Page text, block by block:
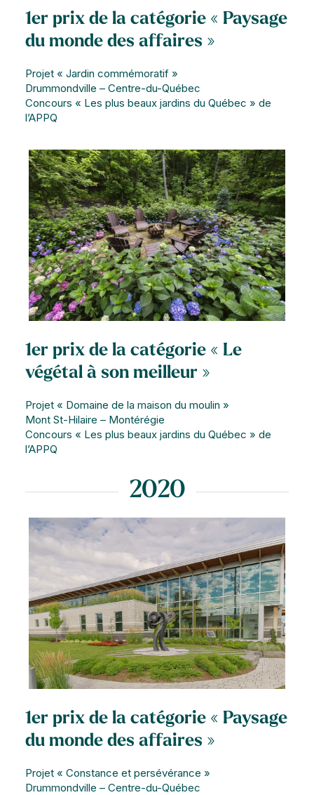
1er prix de la catégorie « Paysage
du monde des affaires »
Projet « Jardin commémoratif »
Drummondville – Centre-du-Québec
Concours « Les plus beaux jardins du Québec » de
l’APPQ
1er prix de la catégorie « Le
végétal à son meilleur »
Projet « Domaine de la maison du moulin »
Mont St-Hilaire – Montérégie
Concours « Les plus beaux jardins du Québec » de
l’APPQ
2020
1er prix de la catégorie « Paysage
du monde des affaires »
Projet « Constance et persévérance »
Drummondville – Centre-du-Québec